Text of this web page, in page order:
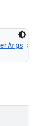
args)